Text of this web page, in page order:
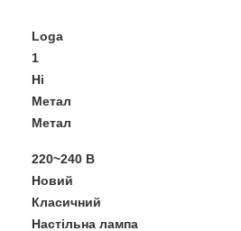
Loga
1
Ні
Метал
Метал
220~240 В
Новий
Класичний
Настільна лампа